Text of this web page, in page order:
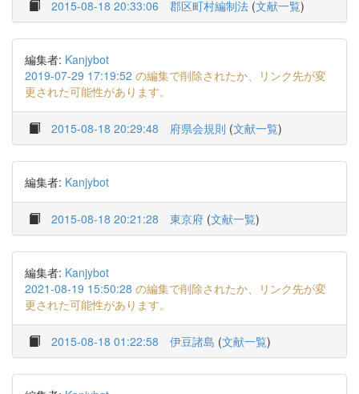
2015-08-18 20:33:06 郡区町村編制法 (文献一覧)
編集者: Kanjybot
2019-07-29 17:19:52 の編集で削除されたか、リンク先が変
更された可能性があります。
2015-08-18 20:29:48 府県会規則 (文献一覧)
編集者: Kanjybot
2015-08-18 20:21:28 東京府 (文献一覧)
編集者: Kanjybot
2021-08-19 15:50:28 の編集で削除されたか、リンク先が変
更された可能性があります。
2015-08-18 01:22:58 伊豆諸島 (文献一覧)